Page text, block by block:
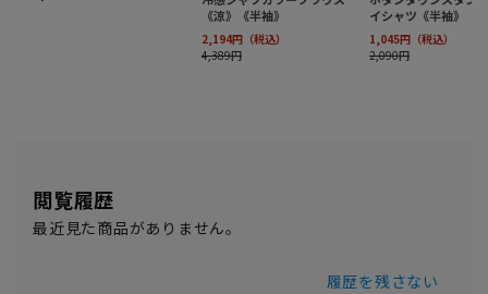
閲覧履歴
最近見た商品がありません。
履歴を残さない